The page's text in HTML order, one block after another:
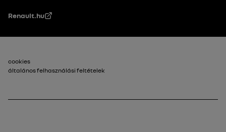
Renault.hu
Footer_2
cookies
általános felhasználási feltételek